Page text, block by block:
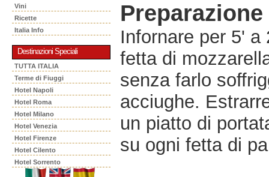
Vini
Ricette
Italia Info
Destinazioni Speciali
TUTTA ITALIA
Terme di Fiuggi
Hotel Napoli
Hotel Roma
Hotel Milano
Hotel Venezia
Hotel Firenze
Hotel Cilento
Hotel Sorrento
Preparazione
Infornare per 5' a
fetta di
senza farlo
acciughe.
un piatto di
su ogni fetta di